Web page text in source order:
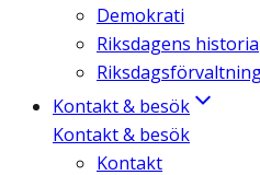
Demokrati
Riksdagens historia
Kontakt & besök
Kontakt & besök
Kontakt